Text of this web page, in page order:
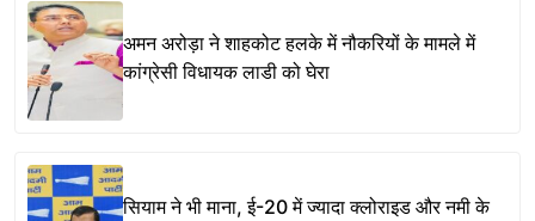
अमन अरोड़ा ने शाहकोट हलके में नौकरियों के मामले में
कांग्रेसी विधायक लाडी को घेरा
सियाम ने भी माना, ई-20 में ज्यादा क्लोराइड और नमी के